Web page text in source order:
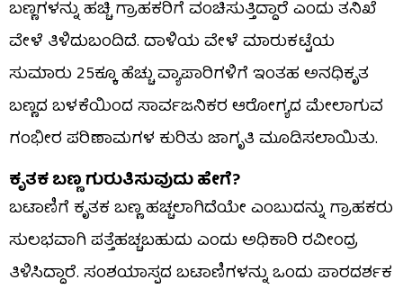
ಬಣ್ಣಗಳನ್ನು ಹಚ್ಚಿ ಗ್ರಾಹಕರಿಗೆ ವಂಚಿಸುತ್ತಿದ್ದಾರೆ ಎಂದು ತನಿಖೆ
ವೇಳೆ ತಿಳಿದುಬಂದಿದೆ. ದಾಳಿಯ ವೇಳೆ ಮಾರುಕಟ್ಟೆಯ
ಸುಮಾರು 25ಕ್ಕೂ ಹೆಚ್ಚು ವ್ಯಾಪಾರಿಗಳಿಗೆ ಇಂತಹ ಅನಧಿಕೃತ
ಬಣ್ಣದ ಬಳಕೆಯಿಂದ ಸಾರ್ವಜನಿಕರ ಆರೋಗ್ಯದ ಮೇಲಾಗುವ
ಗಂಭೀರ ಪರಿಣಾಮಗಳ ಕುರಿತು ಜಾಗೃತಿ ಮೂಡಿಸಲಾಯಿತು.
ಕೃತಕ ಬಣ್ಣ ಗುರುತಿಸುವುದು ಹೇಗೆ?
ಬಟಾಣಿಗೆ ಕೃತಕ ಬಣ್ಣ ಹಚ್ಚಲಾಗಿದೆಯೇ ಎಂಬುದನ್ನು ಗ್ರಾಹಕರು
ಸುಲಭವಾಗಿ ಪತ್ತೆಹಚ್ಚಬಹುದು ಎಂದು ಅಧಿಕಾರಿ ರವೀಂದ್ರ
ತಿಳಿಸಿದ್ದಾರೆ. ಸಂಶಯಾಸ್ಪದ ಬಟಾಣಿಗಳನ್ನು ಒಂದು ಪಾರದರ್ಶಕ